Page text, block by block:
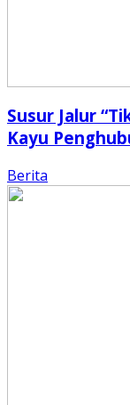
Susur Jalur
Kayu
Berita